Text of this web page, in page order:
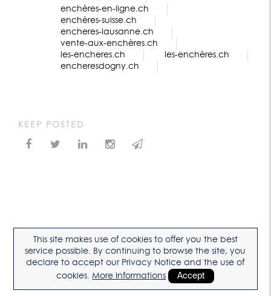
enchères-en-ligne.ch
enchères-suisse.ch
encheres-lausanne.ch
vente-aux-enchères.ch
les-encheres.ch
les-enchères.ch
encheresdogny.ch
KEEP POSTED
This site makes use of cookies to offer you the best
service possible. By continuing to browse the site, you
declare to accept our Privacy Notice and the use of
cookies.More Informations Accept